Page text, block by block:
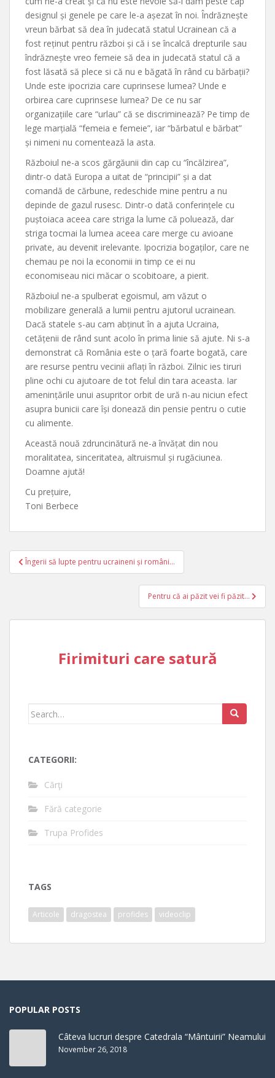
designul și genele pe care le-a așezat în noi. Îndrăznește
vreun bărbat să dea în judecată statul Ucrainean că a
fost reținut pentru război și că i se încalcă drepturile sau
îndrăznește vreo femeie să dea in judecată statul că a
fost lăsată să plece si că nu e băgată în rând cu bărbații?
Unde este ipocrizia care cuprinsese lumea? Unde e
orbirea care cuprinsese lumea? De ce nu sar
organizațiile care “urlau” că se discriminează? Pe timp de
lege marțială “femeia e femeie”, iar “bărbatul e bărbat”
și nimeni nu comentează la asta.
Războiul ne-a scos gărgăunii din cap cu “încălzirea”,
dintr-o dată Europa a uitat de “principii” și a dat
comandă de cărbune, redeschide mine pentru a nu
depinde de gazul rusesc. Dintr-o dată conferințele cu
puștoiaca aceea care striga la lume că poluează, dar
striga tocmai la lumea aceea care merge cu avioane
private, au devenit irelevante. Ipocrizia bogaților, care ne
chemau pe noi la economii in timp ce ei nu
economiseau nici măcar o scobitoare, a pierit.
Războiul ne-a spulberat egoismul, am văzut o
mobilizare generală a lumii pentru ajutorul ucrainean.
Dacă statele s-au cam abținut în a ajuta Ucraina,
cetățenii de rând sunt acolo în prima linie să ajute. Ni s-a
demonstrat că România este o țară foarte bogată, care
are resurse pentru vecinii aflați în război. Zilnic ies tiruri
pline ochi cu ajutoare de tot felul din tara aceasta. Iar
amenințările unui asupritor orbit de ură n-au niciun efect
asupra bunicii care își donează din pensie pentru o cutie
cu alimente.
Această nouă zdruncinătură ne-a învățat din nou
moralitatea, sinceritatea, altruismul și rugăciunea.
Doamne ajută!
Cu prețuire,
Toni Berbece
Post
navigation
Îngerii să lupte pentru ucraineni și români…
Pentru că ai păzit vei fi păzit…
Firimituri care satură
Search
CATEGORII:
Cărţi
Fără categorie
Trupa Profides
TAGS
Articole dragostea profides videoclip
POPULAR POSTS
Câteva lucruri despre Catedrala “Mântuirii” Neamului
November 26, 2018